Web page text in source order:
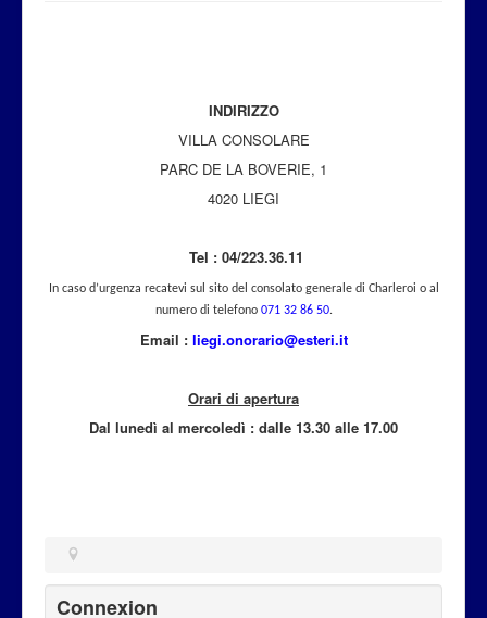
INDIRIZZO
VILLA CONSOLARE
PARC DE LA BOVERIE, 1
4020 LIEGI
Tel : 04/223.36.11
In caso d’urgenza recatevi sul sito del consolato generale di Charleroi o al
numero di telefono 071 32 86 50.
Email : liegi.onorario@esteri.it
Orari di apertura
Dal lunedì al mercoledì : dalle 13.30 alle 17.00
Connexion